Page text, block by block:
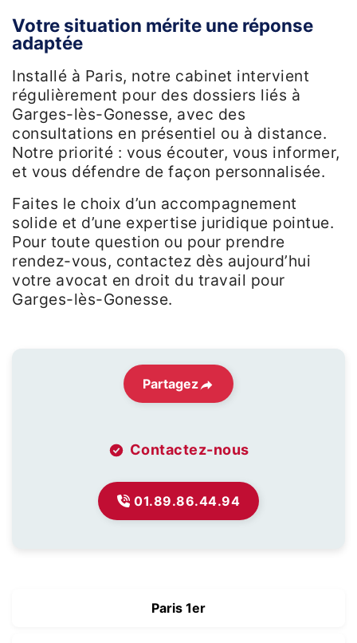
Votre situation mérite une réponse
adaptée
Installé à Paris, notre cabinet intervient
régulièrement pour des dossiers liés à
Garges-lès-Gonesse, avec des
consultations en présentiel ou à distance.
Notre priorité : vous écouter, vous informer,
et vous défendre de façon personnalisée.
Faites le choix d’un accompagnement
solide et d’une expertise juridique pointue.
Pour toute question ou pour prendre
rendez-vous, contactez dès aujourd’hui
votre avocat en droit du travail pour
Garges-lès-Gonesse.
Partagez
Contactez-nous
01.89.86.44.94
Paris 1er